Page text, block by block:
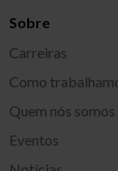
Sobre
Carreiras
Como
Quem nós somos
Eventos